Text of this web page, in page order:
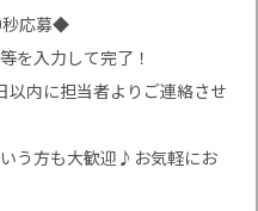
秒応募◆
を入力して完了！
以内に担当者よりご連絡させ
う方も大歓迎♪お気軽にお